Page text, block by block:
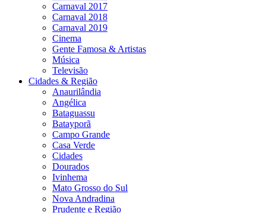
Carnaval 2017
Carnaval 2018
Carnaval 2019
Cinema
Gente Famosa & Artistas
Música
Televisão
Cidades & Região
Anaurilândia
Angélica
Bataguassu
Batayporã
Campo Grande
Casa Verde
Cidades
Dourados
Ivinhema
Mato Grosso do Sul
Nova Andradina
Prudente e Região